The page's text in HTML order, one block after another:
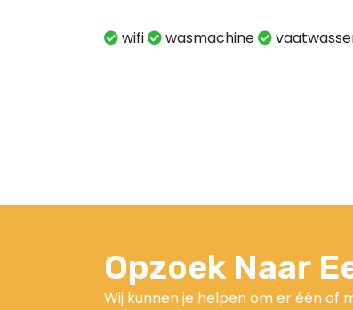
wifi wasmachine
Opzoek Naar
Wij kunnen je helpen om er één of